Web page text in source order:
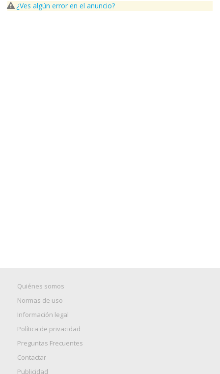
¿Ves algún error en el anuncio?
Quiénes somos
Normas de uso
Información legal
Política de privacidad
Preguntas Frecuentes
Contactar
Publicidad